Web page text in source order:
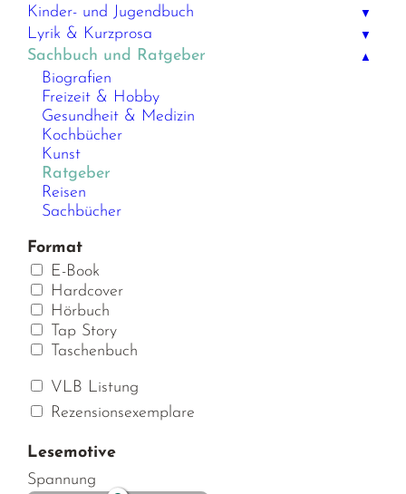
Kinder- und Jugendbuch ▼
Lyrik & Kurzprosa ▼
Sachbuch und Ratgeber ▲
Biografien
Freizeit & Hobby
Gesundheit & Medizin
Kochbücher
Kunst
Ratgeber
Reisen
Sachbücher
Format
E-Book
Hardcover
Hörbuch
Tap Story
Taschenbuch
VLB Listung
Rezensionsexemplare
Lesemotive
Spannung